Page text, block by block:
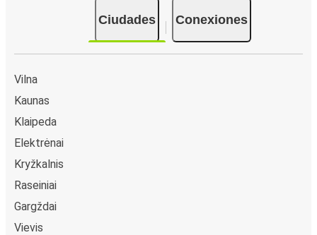
Ciudades Conexiones
Vilna
Kaunas
Klaipeda
Elektrėnai
Kryžkalnis
Raseiniai
Gargždai
Vievis